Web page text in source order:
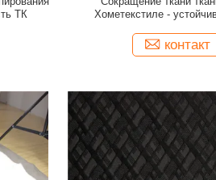
ТК
Хометекстиле -
контакт